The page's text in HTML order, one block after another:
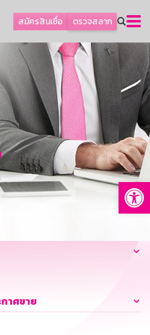
สมัครสินเชื่อ ตรวจสลาก
าศขาย